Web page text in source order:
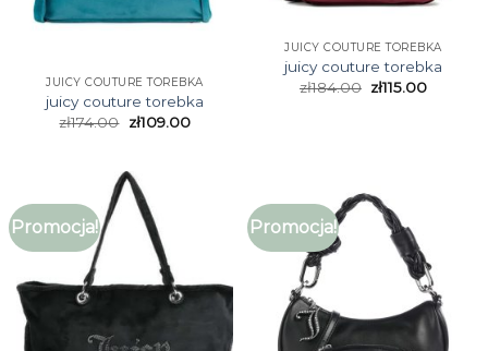
JUICY COUTURE TOREBKA
juicy couture torebka
zł174.00 zł109.00
JUICY COUTURE TOREBKA
juicy couture torebka
zł184.00 zł115.00
Promocja! Promocja!